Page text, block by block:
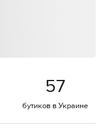
57
бутиков в Украине